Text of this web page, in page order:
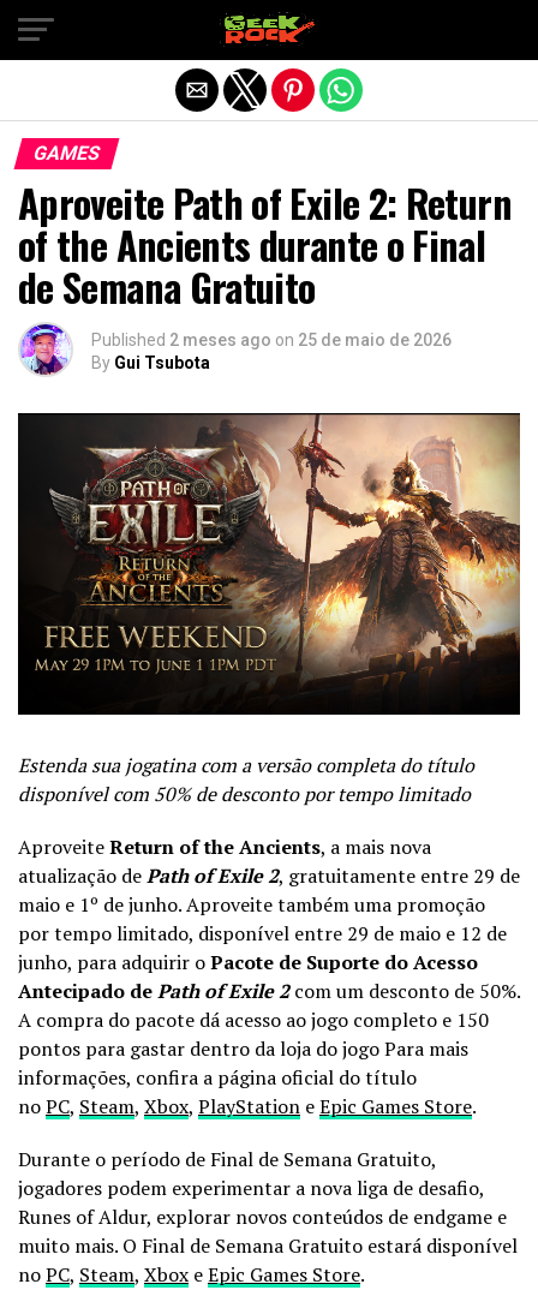
GAMES
Aproveite Path of Exile 2: Return
of the Ancients durante o Final
de Semana Gratuito
Published 2 meses ago on 25 de maio de 2026
By Gui Tsubota
Estenda sua jogatina com a versão completa do título
disponível com 50% de desconto por tempo limitado
AproveiteReturn of the Ancients, a mais nova
atualização dePath of Exile 2, gratuitamente entre 29 de
maio e 1º de junho. Aproveite também uma promoção
por tempo limitado, disponível entre 29 de maio e 12 de
junho, para adquirir oPacote de Suporte do Acesso
Antecipado dePath of Exile 2com um desconto de 50%.
A compra do pacote dá acesso ao jogo completo e 150
pontos para gastar dentro da loja do jogo Para mais
informações, confira a página oficial do título
noPC, Steam, Xbox, PlayStation eEpic Games Store.
Durante o período de Final de Semana Gratuito,
jogadores podem experimentar a nova liga de desafio,
Runes of Aldur, explorar novos conteúdos de endgame e
muito mais. O Final de Semana Gratuito estará disponível
noPC, Steam, Xbox eEpic Games Store.
Sair da versão mobile